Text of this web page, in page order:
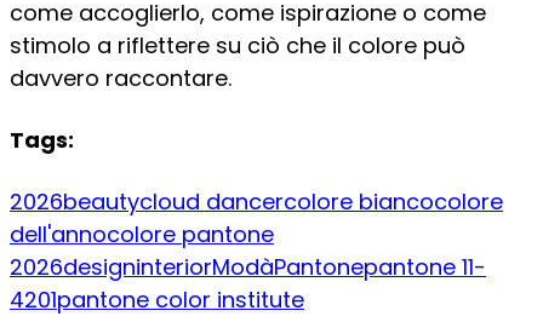
come accoglierlo, come ispirazione o come
stimolo a riflettere su ciò che il colore può
davvero raccontare.
Tags:
2026beautycloud dancercolore biancocolore
dell'annocolore pantone
2026designinteriorModàPantonepantone 11-
4201pantone color institute